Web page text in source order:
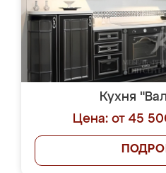
Кухня
Цена: от 45